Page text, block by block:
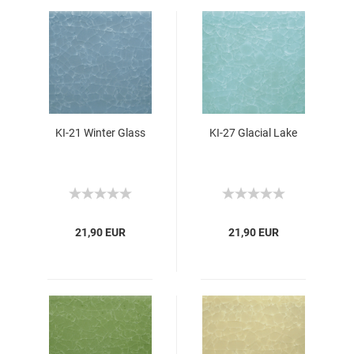
KI-21 Winter Glass
21,90 EUR
KI-27 Glacial Lake
21,90 EUR